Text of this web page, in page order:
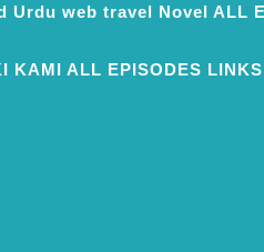
Urdu web travel Novel ALL
KAMI ALL EPISODES LINKS